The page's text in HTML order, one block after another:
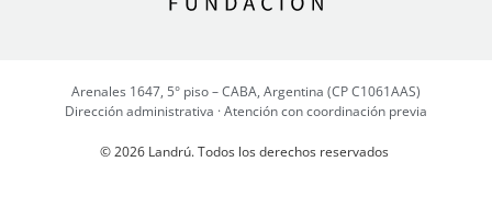
Arenales 1647, 5° piso – CABA, Argentina (CP C1061AAS)
Dirección administrativa · Atención con coordinación previa
© 2026 Landrú. Todos los derechos reservados